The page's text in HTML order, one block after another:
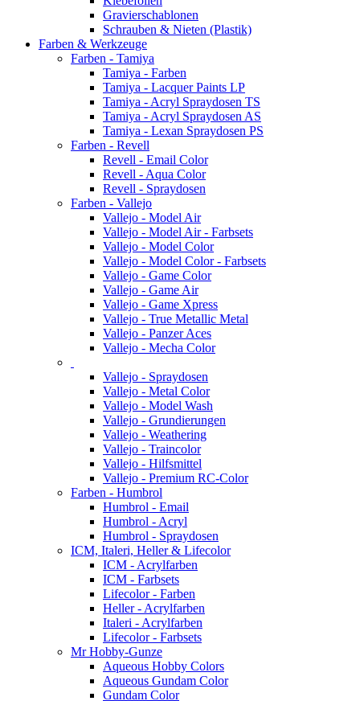
Gravierschablonen
Schrauben & Nieten (Plastik)
Farben & Werkzeuge
Farben - Tamiya
Tamiya - Farben
Tamiya - Lacquer Paints LP
Tamiya - Acryl Spraydosen TS
Tamiya - Acryl Spraydosen AS
Tamiya - Lexan Spraydosen PS
Farben - Revell
Revell - Email Color
Revell - Aqua Color
Revell - Spraydosen
Farben - Vallejo
Vallejo - Model Air
Vallejo - Model Air - Farbsets
Vallejo - Model Color
Vallejo - Model Color - Farbsets
Vallejo - Game Color
Vallejo - Game Air
Vallejo - Game Xpress
Vallejo - True Metallic Metal
Vallejo - Panzer Aces
Vallejo - Mecha Color
Vallejo - Spraydosen
Vallejo - Metal Color
Vallejo - Model Wash
Vallejo - Grundierungen
Vallejo - Weathering
Vallejo - Traincolor
Vallejo - Hilfsmittel
Vallejo - Premium RC-Color
Farben - Humbrol
Humbrol - Email
Humbrol - Acryl
Humbrol - Spraydosen
ICM, Italeri, Heller & Lifecolor
ICM - Acrylfarben
ICM - Farbsets
Lifecolor - Farben
Heller - Acrylfarben
Italeri - Acrylfarben
Lifecolor - Farbsets
Mr Hobby-Gunze
Aqueous Hobby Colors
Aqueous Gundam Color
Gundam Color